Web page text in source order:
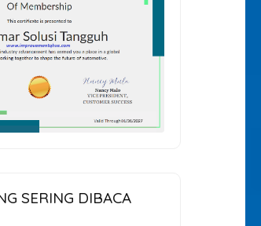
SERING DIBACA